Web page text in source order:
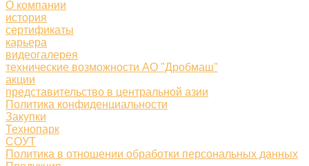
О компании
история
сертификаты
карьера
видеогалерея
технические возможности АО "Дробмаш"
акции
представительство в центральной азии
Политика конфиденциальности
Закупки
Технопарк
СОУТ
Политика в отношении обработки персональных данных